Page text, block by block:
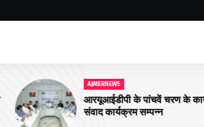
AJMERNEWS
आरयूआईडीपी के पांचवें चरण के
संवाद कार्यक्रम सम्पन्न